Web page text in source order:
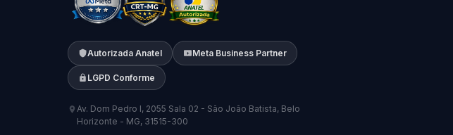
Autorizada Anatel Meta Business Partner
LGPD Conforme
Av. Dom Pedro I, 2055 Sala 02 - São João Batista, Belo
Horizonte - MG, 31515-300